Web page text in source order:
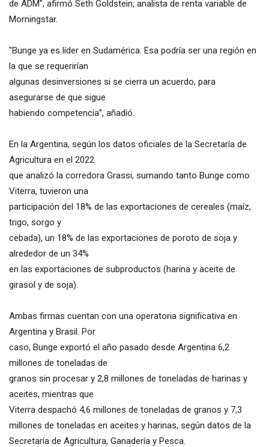
de ADM", afirmó Seth Goldstein, analista de renta variable de
Morningstar.
"Bunge ya es líder en Sudamérica. Esa podría ser una región en
la que se requerirían
algunas desinversiones si se cierra un acuerdo, para
asegurarse de que sigue
habiendo competencia”, añadió.
En la Argentina, según los datos oficiales de la Secretaría de
Agricultura en el 2022
que analizó la corredora Grassi, sumando tanto Bunge como
Viterra, tuvieron una
participación del 18% de las exportaciones de cereales (maíz,
trigo, sorgo y
cebada), un 18% de las exportaciones de poroto de soja y
alrededor de un 34%
en las exportaciones de subproductos (harina y aceite de
girasol y de soja).
Ambas firmas cuentan con una operatoria significativa en
Argentina y Brasil. Por
caso, Bunge exportó el año pasado desde Argentina 6,2
millones de toneladas de
granos sin procesar y 2,8 millones de toneladas de harinas y
aceites, mientras que
Viterra despachó 4,6 millones de toneladas de granos y 7,3
millones de toneladas en aceites y harinas, según datos de la
Secretaría de Agricultura, Ganadería y Pesca.